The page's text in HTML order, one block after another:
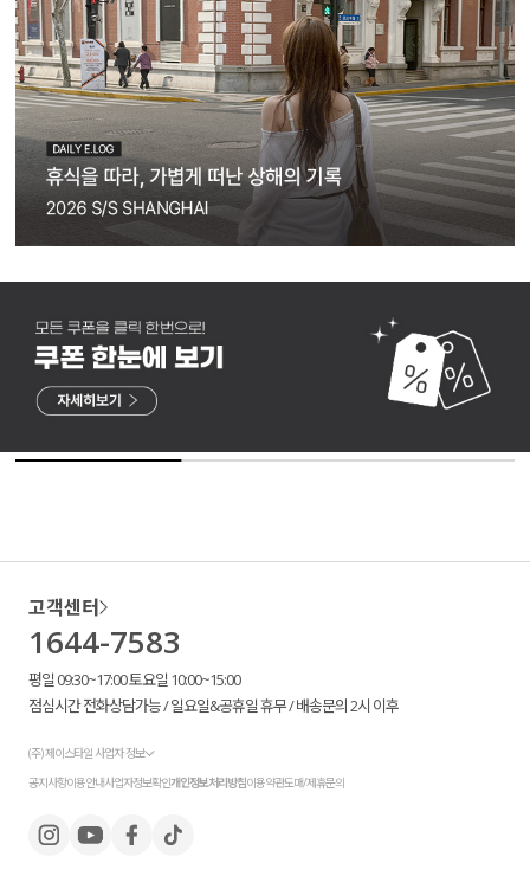
고객센터
1644-7583
평일 09:30~17:00 토요일 10:00~15:00
점심시간 전화상담가능 / 일요일&공휴일 휴무 / 배송문의 2시 이후
(주) 제이스타일 사업자 정보
공지사항이용안내사업자정보확인개인정보처리방침이용약관도매/제휴문의